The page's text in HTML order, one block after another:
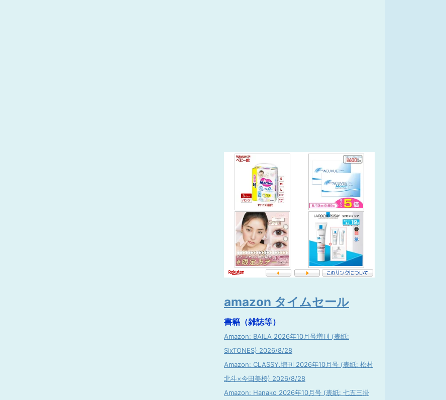
amazon タイムセール
書籍（雑誌等）
Amazon: BAILA 2026年10月号増刊 (表紙:
SixTONES) 2026/8/28
Amazon: CLASSY.増刊 2026年10月号 (表紙: 松村
北斗×今田美桜) 2026/8/28
Amazon: Hanako 2026年10月号 (表紙: 七五三掛